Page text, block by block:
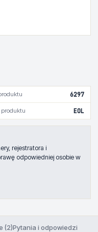
6297
produktu EOL
rejestratora i
odpowiedniej osobie w
(2)Pytania i odpowiedzi